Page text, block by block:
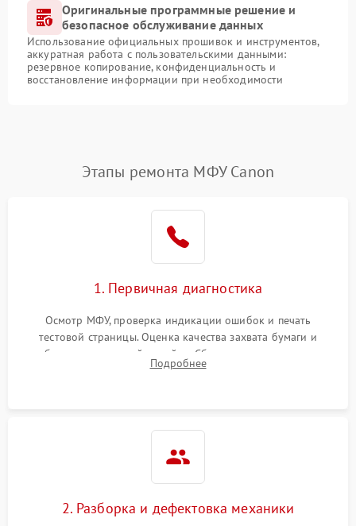
Оригинальные программные решение и
безопасное обслуживание данных
Использование официальных прошивок и инструментов,
аккуратная работа с пользовательскими данными:
резервное копирование, конфиденциальность и
восстановление информации при необходимости
Этапы ремонта МФУ Canon
1. Первичная диагностика
Осмотр МФУ, проверка индикации ошибок и печать
тестовой страницы. Оценка качества захвата бумаги и
работы сканирующей линейки. Сбор данных о замятиях,
дефектах изображения или посторонних шумах при работе.
Подробнее
2. Разборка и дефектовка механики